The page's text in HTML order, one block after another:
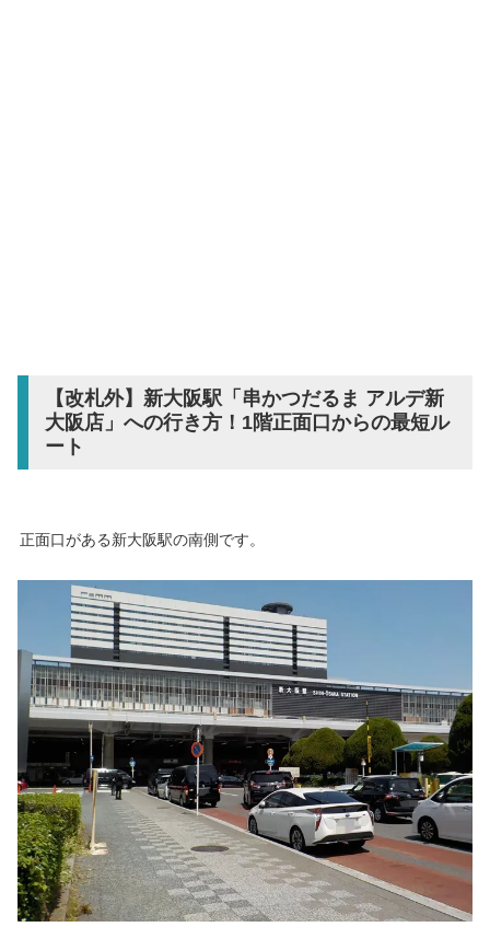
【改札外】新大阪駅「串かつだるま アルデ新
大阪店」への行き方！1階正面口からの最短ル
ート
正面口がある新大阪駅の南側です。